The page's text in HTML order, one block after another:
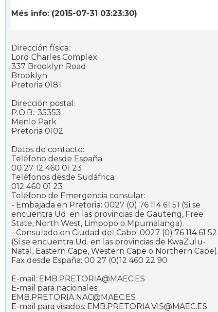
Més info: (2015-07-31 03:23:30)
Dirección física:
Lord Charles Complex
337 Brooklyn Road
Brooklyn
Pretoria 0181
Dirección postal:
P.O.B.: 35353
Menlo Park
Pretoria 0102
Datos de contacto:
Teléfono desde España:
00 27 12 460 01 23
Teléfonos desde Sudáfrica:
012 460 01 23
Teléfono de Emergencia consular:
- Embajada en Pretoria: 0027 (0) 76 114 61 51 (Si se
encuentra Ud. en las provincias de Gauteng, Free
State, North West, Limpopo o Mpumalanga).
- Consulado en Ciudad del Cabo: 0027 (0) 76 114 61 52
(Si se encuentra Ud. en las provincias de KwaZulu-
Natal, Eastern Cape, Western Cape o Northern Cape).
Fax desde España: 00 27 (0)12 460 22 90
E-mail: EMB.PRETORIA@MAEC.ES
E-mail para nacionales:
EMB.PRETORIA.NAC@MAEC.ES
E-mail para visados: EMB.PRETORIA.VIS@MAEC.ES